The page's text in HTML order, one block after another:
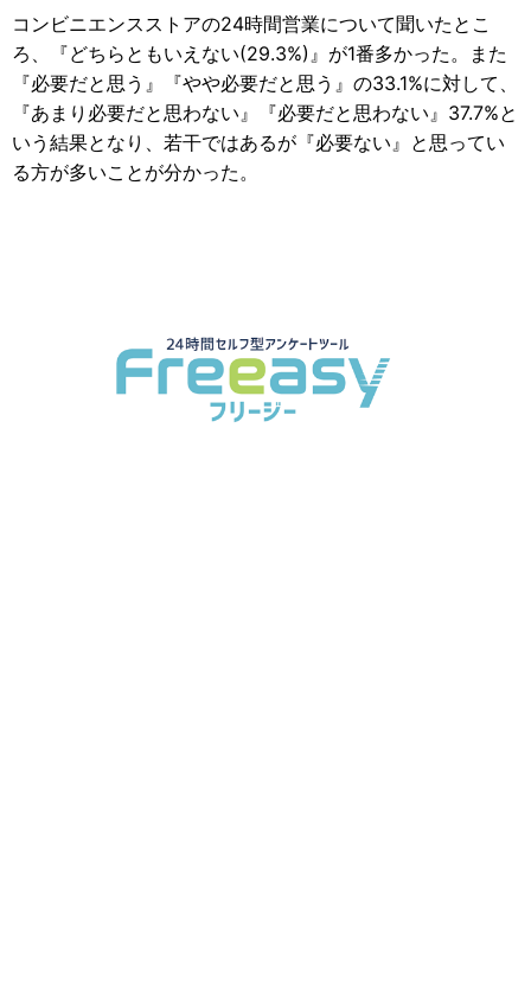
コンビニエンスストアの24時間営業について聞いたとこ
ろ、『どちらともいえない(29.3%)』が1番多かった。また
『必要だと思う』『やや必要だと思う』の33.1%に対して、
『あまり必要だと思わない』『必要だと思わない』37.7%と
いう結果となり、若干ではあるが『必要ない』と思ってい
る方が多いことが分かった。